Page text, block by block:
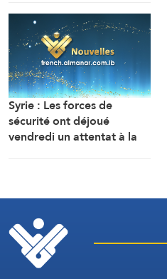
des difficultés techniques,
des travaux sont en cours
pour définir une voie
maritime temporaire. Un
accord définitif est
imminent.
Syrie : Les forces de
sécurité ont déjoué
vendredi un attentat à la
de Damas.